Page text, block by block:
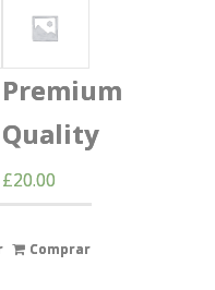
Premium
Quality
£20.00
Comprar